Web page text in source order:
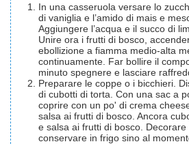
In una casseruola versare lo
di vaniglia e l’amido di mais e
Aggiungere l’acqua e il succo di
Unire ora i frutti di bosco,
ebollizione a fiamma medio-alta
continuamente. Far bollire il
minuto spegnere e lasciare
Preparare le coppe o i bicchieri.
di cubotti di torta. Con una sac a
coprire con un po' di crema
salsa ai frutti di bosco. Ancora
e salsa ai frutti di bosco.
conservare in frigo sino al